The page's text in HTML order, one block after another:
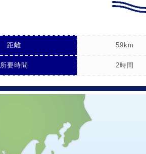
距離 59km
所要時間 2時間